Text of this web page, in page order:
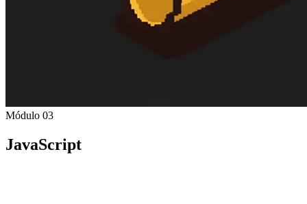
Módulo 03
JavaScript